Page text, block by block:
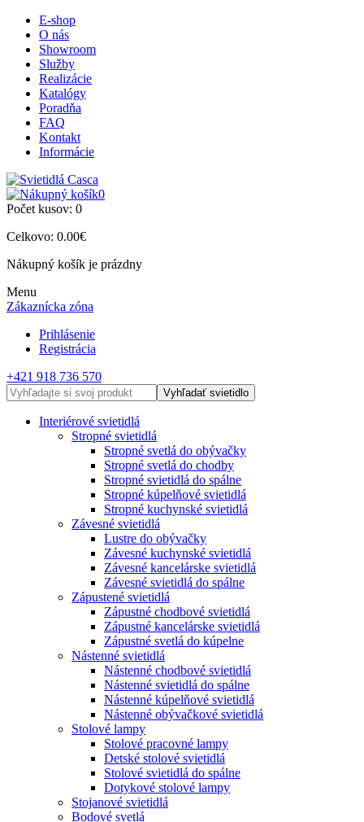
E-shop
O nás
Showroom
Služby
Realizácie
Katalógy
Poradňa
FAQ
Kontakt
Informácie
0
Počet kusov: 0
Celkovo: 0.00€
Nákupný košík je prázdny
Menu
Zákaznícka zóna
Prihlásenie
Registrácia
+421 918 736 570
Vyhľadať svietidlo
Interiérové svietidlá
Stropné svietidlá
Stropné svetlá do obývačky
Stropné svetlá do chodby
Stropné svietidlá do spálne
Stropné kúpelňové svietidlá
Stropné kuchynské svietidlá
Závesné svietidlá
Lustre do obývačky
Závesné kuchynské svietidlá
Závesné kancelárske svietidlá
Závesné svietidlá do spálne
Zápustené svietidlá
Zápustné chodbové svietidlá
Zápustné kancelárske svietidlá
Zápustné svetlá do kúpelne
Nástenné svietidlá
Nástenné chodbové svietidlá
Nástenné svietidlá do spálne
Nástenné kúpelňové svietidlá
Nástenné obývačkové svietidlá
Stolové lampy
Stolové pracovné lampy
Detské stolové svietidlá
Stolové svietidlá do spálne
Dotykové stolové lampy
Stojanové svietidlá
Bodové svetlá